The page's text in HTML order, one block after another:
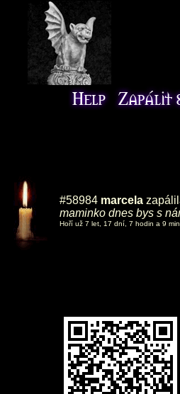
#58984 marcela
maminko dnes bys s
Hoří už 7 let, 17 dní, 7 hodin a 9